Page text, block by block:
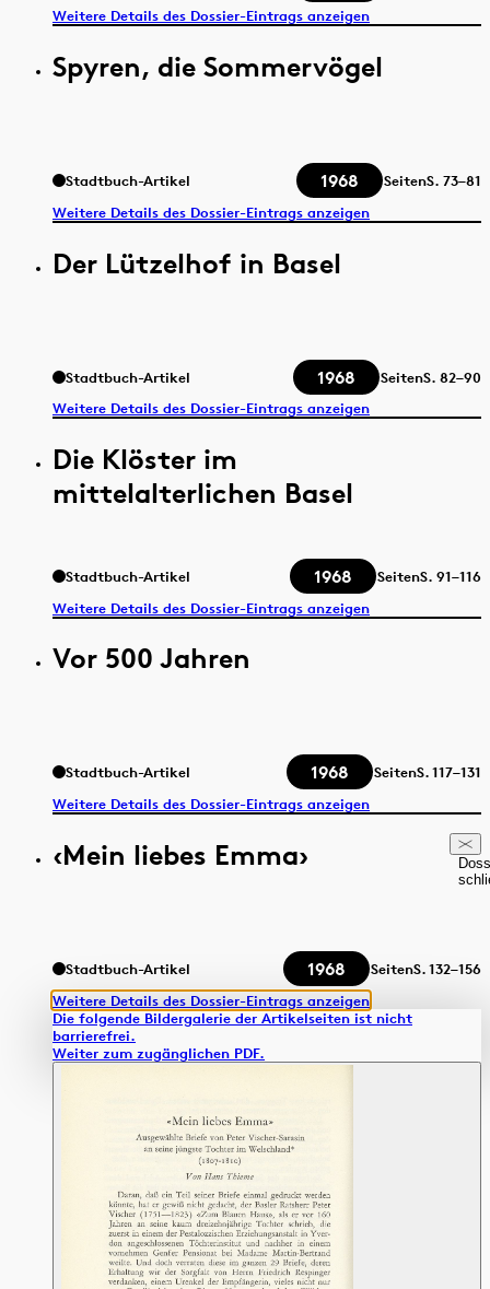
Weitere Details des Dossier-Eintrags anzeigen
Spyren, die Sommervögel
Stadtbuch-Artikel 1968 SeitenS. 73–81
Weitere Details des Dossier-Eintrags anzeigen
Der Lützelhof in Basel
Stadtbuch-Artikel 1968 SeitenS. 82–90
Weitere Details des Dossier-Eintrags anzeigen
Die Klöster im
mittelalterlichen Basel
Stadtbuch-Artikel 1968 SeitenS. 91–116
Weitere Details des Dossier-Eintrags anzeigen
Vor 500 Jahren
Stadtbuch-Artikel 1968 SeitenS.117–131
Weitere Details des Dossier-Eintrags anzeigen
‹Mein liebes Emma›
Stadtbuch-Artikel 1968 SeitenS.132–156
Weitere Details des Dossier-Eintrags anzeigen
Die folgende Bildergalerie der Artikelseiten ist nicht
barrierefrei.
Weiter zum zugänglichen PDF.